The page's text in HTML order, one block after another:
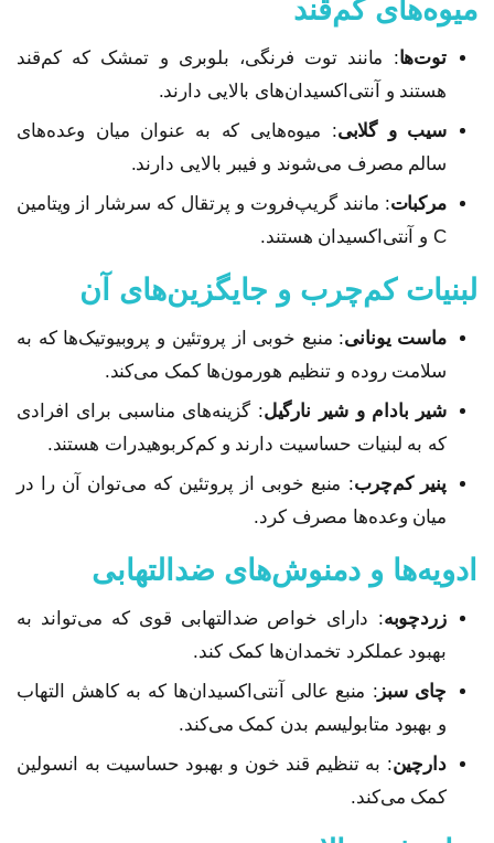
میوه‌های کم‌قند
توت‌ها: مانند توت فرنگی، بلوبری و تمشک که کم‌قند
هستند و آنتی‌اکسیدان‌های بالایی دارند.
سیب و گلابی: میوه‌هایی که به عنوان میان وعده‌های
سالم مصرف می‌شوند و فیبر بالایی دارند.
مرکبات: مانند گریپ‌فروت و پرتقال که سرشار از ویتامین
C و آنتی‌اکسیدان هستند.
لبنیات کم‌چرب و جایگزین‌های آن
ماست یونانی: منبع خوبی از پروتئین و پروبیوتیک‌ها که به
سلامت روده و تنظیم هورمون‌ها کمک می‌کند.
شیر بادام و شیر نارگیل: گزینه‌های مناسبی برای افرادی
که به لبنیات حساسیت دارند و کم‌کربوهیدرات هستند.
پنیر کم‌چرب: منبع خوبی از پروتئین که می‌توان آن را در
میان وعده‌ها مصرف کرد.
ادویه‌ها و دمنوش‌های ضدالتهابی
زردچوبه: دارای خواص ضدالتهابی قوی که می‌تواند به
بهبود عملکرد تخمدان‌ها کمک کند.
چای سبز : منبع عالی آنتی‌اکسیدان‌ها که به کاهش التهاب
و بهبود متابولیسم بدن کمک می‌کند.
دارچین: به تنظیم قند خون و بهبود حساسیت به انسولین
کمک می‌کند.